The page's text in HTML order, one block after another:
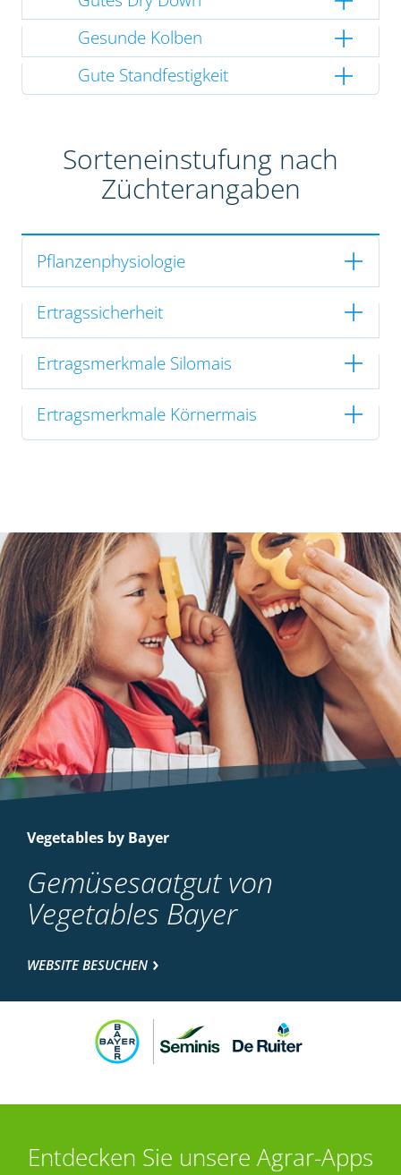
Gesunde Kolben
Gute Standfestigkeit
Sorteneinstufung nach
Züchterangaben
Pflanzenphysiologie
Ertragssicherheit
Ertragsmerkmale Silomais
Ertragsmerkmale Körnermais
Vegetables by Bayer
Gemüsesaatgut von
Vegetables Bayer
WEBSITE BESUCHEN
Entdecken Sie unsere Agrar-Apps